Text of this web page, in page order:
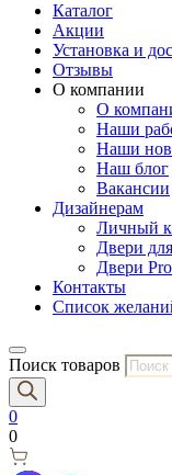
Каталог
Акции
Установка и
Отзывы
О компании
О
Наши
Наши
Наш блог
Вакансии
Дизайнерам
Личный
Двери
Двери
Контакты
Список
Поиск товаров
0
0